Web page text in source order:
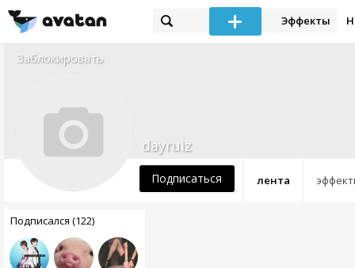
Эффекты
Заблокировать
лента
dayruiz
Подписаться
Подписался (122)